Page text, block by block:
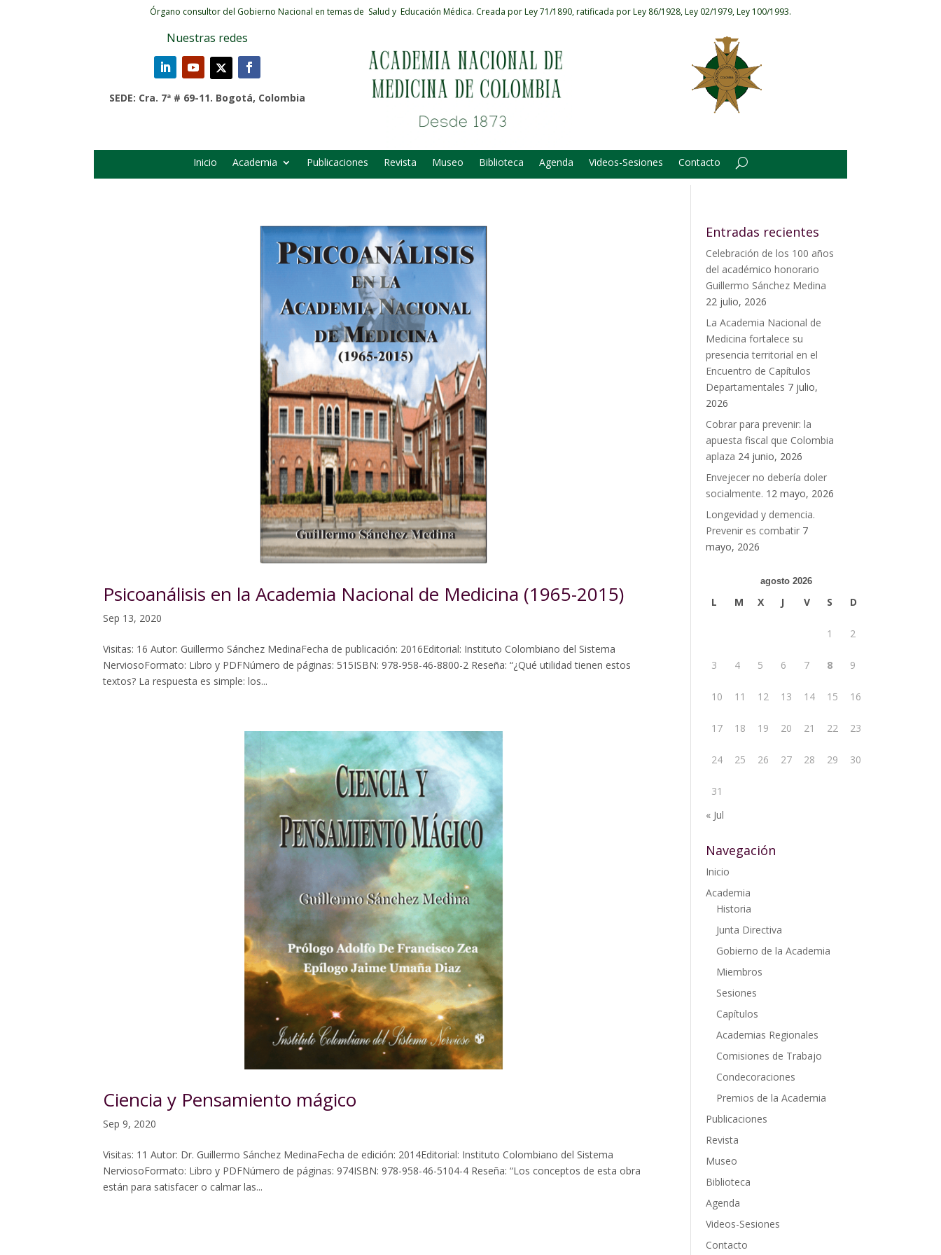
Órgano consultor del Gobierno Nacional en temas de Salud y Educación Médica. Creada por Ley 71/1890, ratificada por Ley 86/1928, Ley 02/1979, Ley 100/1993.
Nuestras redes
SEDE: Cra. 7ª # 69-11. Bogotá, Colombia
Inicio Academia Publicaciones Revista Museo Biblioteca Agenda Videos-Sesiones Contacto
Psicoanálisis en la Academia Nacional de Medicina (1965-2015)
Sep 13, 2020
Visitas: 16 Autor: Guillermo Sánchez MedinaFecha de publicación: 2016Editorial: Instituto Colombiano del Sistema
NerviosoFormato: Libro y PDFNúmero de páginas: 515ISBN: 978-958-46-8800-2 Reseña: “¿Qué utilidad tienen estos
textos? La respuesta es simple: los...
Ciencia y Pensamiento mágico
Sep 9, 2020
Visitas: 11 Autor: Dr. Guillermo Sánchez MedinaFecha de edición: 2014Editorial: Instituto Colombiano del Sistema
NerviosoFormato: Libro y PDFNúmero de páginas: 974ISBN: 978-958-46-5104-4 Reseña: “Los conceptos de esta obra
están para satisfacer o calmar las...
Entradas recientes
Celebración de los 100 años
del académico honorario
Guillermo Sánchez Medina
22 julio, 2026
La Academia Nacional de
Medicina fortalece su
presencia territorial en el
Encuentro de Capítulos
Departamentales 7 julio,
2026
Cobrar para prevenir: la
apuesta fiscal que Colombia
aplaza 24 junio, 2026
Envejecer no debería doler
socialmente. 12 mayo, 2026
Longevidad y demencia.
Prevenir es combatir 7
mayo, 2026
agosto 2026
L M X J V S D
1 2
3 4 5 6 7 8 9
10 11 12 13 14 15 16
17 18 19 20 21 22 23
24 25 26 27 28 29 30
31
« Jul
Navegación
Inicio
Academia
Historia
Junta Directiva
Gobierno de la Academia
Miembros
Sesiones
Capítulos
Academias Regionales
Comisiones de Trabajo
Condecoraciones
Premios de la Academia
Publicaciones
Revista
Museo
Biblioteca
Agenda
Videos-Sesiones
Contacto